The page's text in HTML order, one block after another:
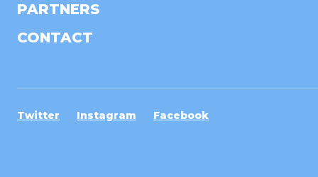
PARTNERS
CONTACT
Twitter Instagram Facebook